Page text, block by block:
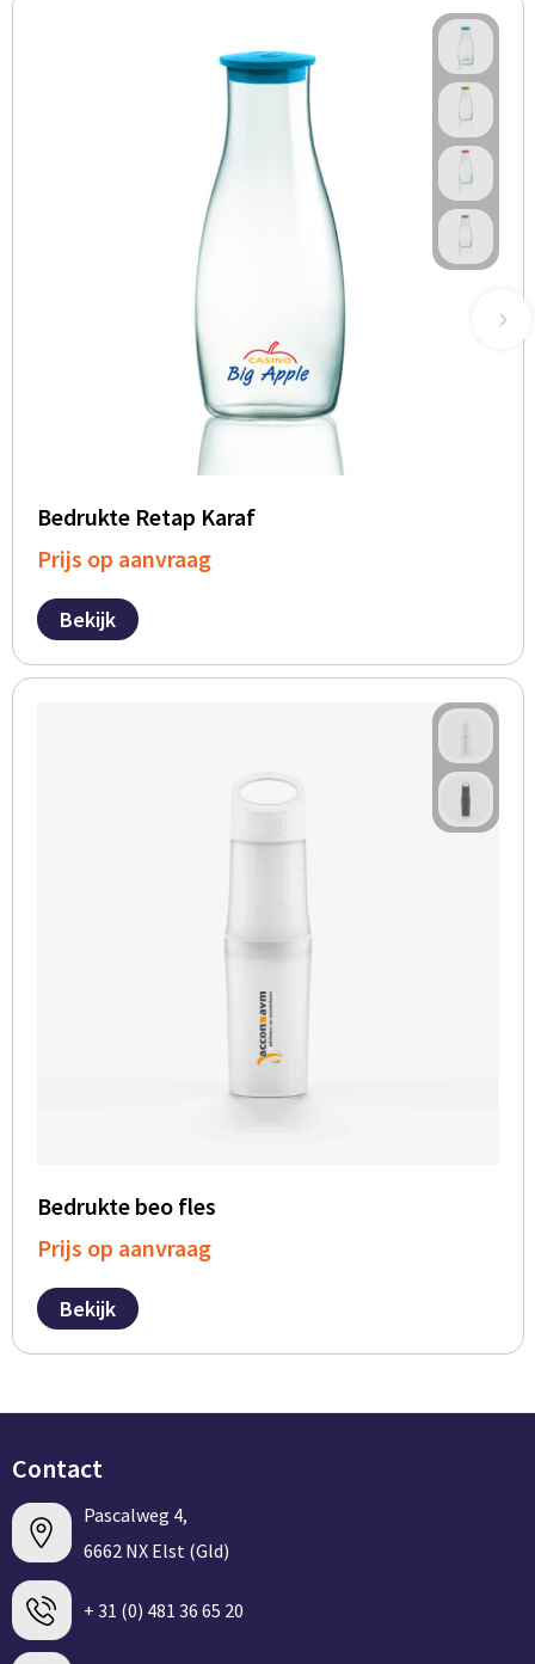
Bedrukte Retap Karaf
Prijs op aanvraag
Bekijk
Bedrukte beo fles
Prijs op aanvraag
Bekijk
Contact
Pascalweg 4,
6662 NX Elst (Gld)
+ 31 (0) 481 36 65 20